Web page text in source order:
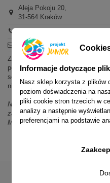
Aleja Pokoju 20,
31-564 Kraków
sklep@projektjunior.pl
Zapraszamy do sklepu
poniedziałek - piątek: 11.00-19.00
sobota: 10.00-14.00
niedziela (każda): nieczynne
Nie odpowiadamy na wiadomości
zamówień i oferty prosimy o
Messenger.
Informacje dotyczące
Nasz sklep korzysta z plików
poziom doświadczenia na
pliki cookie stron trzecich w
analizy a następnie
preferencjami na podstawie